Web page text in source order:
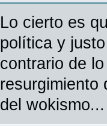
Lo cierto es
política y
contrario de
resurgimiento
del wokismo...